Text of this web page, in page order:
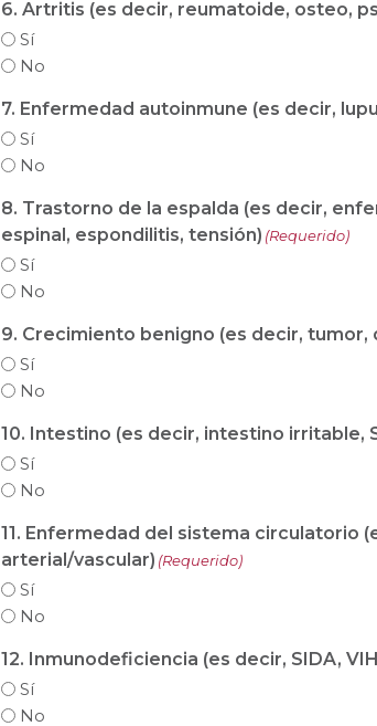
6. Artritis (es decir, reumatoide, osteo,
Sí
No
7. Enfermedad autoinmune (es decir,
Sí
No
8. Trastorno de la espalda (es decir,
espinal, espondilitis, tensión) (Requerido)
Sí
No
9. Crecimiento benigno (es decir, tumor,
Sí
No
10. Intestino (es decir, intestino irritable,
Sí
No
11. Enfermedad del sistema circulatorio
arterial/vascular) (Requerido)
Sí
No
12. Inmunodeficiencia (es decir, SIDA,
Sí
No